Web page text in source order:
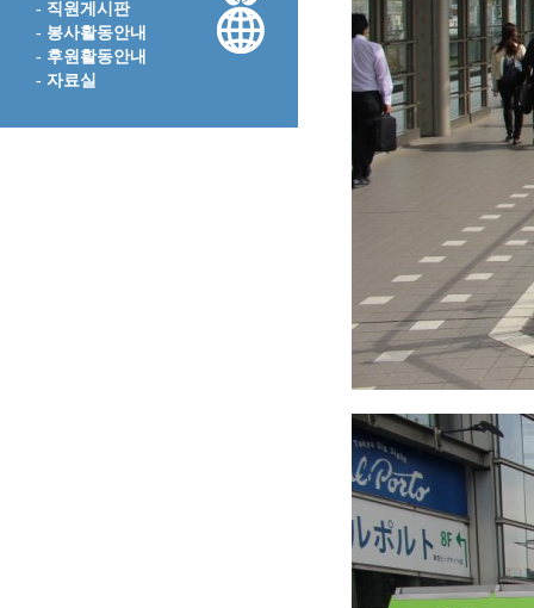
- 직원게시판
- 봉사활동안내
- 후원활동안내
- 자료실